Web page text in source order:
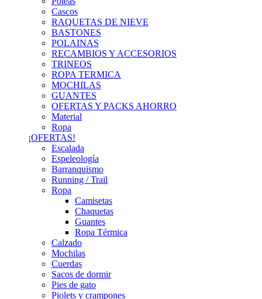
Cascos
RAQUETAS DE NIEVE
BASTONES
POLAINAS
RECAMBIOS Y ACCESORIOS
TRINEOS
ROPA TERMICA
MOCHILAS
GUANTES
OFERTAS Y PACKS AHORRO
Material
Ropa
¡OFERTAS!
Escalada
Espeleología
Barranquismo
Running / Trail
Ropa
Camisetas
Chaquetas
Guantes
Ropa Térmica
Calzado
Mochilas
Cuerdas
Sacos de dormir
Pies de gato
Piolets y crampones